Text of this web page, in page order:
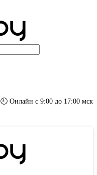
🕘 Онлайн с 9:00 до 17:00 мск